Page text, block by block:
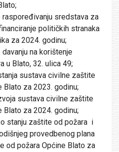
raspoređivanju sredstava za
političkih stranaka
za 2024. godinu;
na korištenje
u Blato, 32. ulica 49;
sustava civilne zaštite
Blato za 2023. godinu;
sustava civilne zaštite
Blato za 2024. godinu;
stanju zaštite od požara i
provedbenog plana
od požara Općine Blato za